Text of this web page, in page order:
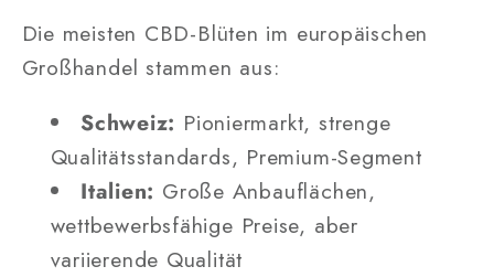
Die meisten CBD-Blüten im europäischen
Großhandel stammen aus:
Schweiz: Pioniermarkt, strenge
Qualitätsstandards, Premium-Segment
Italien: Große Anbauflächen,
wettbewerbsfähige Preise, aber
variierende Qualität